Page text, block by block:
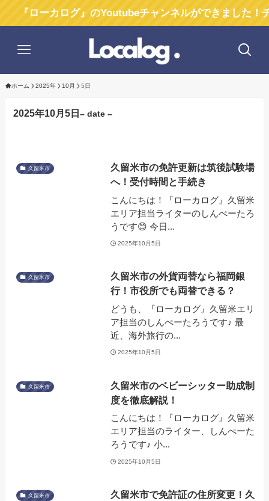
ローカログ』のYoutubeチャンネルができました！チャ
ホーム 2025年 10月 5日
2025年10月5日– date –
久留米市
久留米市の免許更新は筑後試験場
へ！受付時間と手続き
こんにちは！『ローカログ』久留米
エリア担当ライターのしんぺーたろ
うです😊 今日...
2025年10月5日
久留米市
久留米市の外貨両替なら福岡銀
行！市役所でも両替できる？
どうも、『ローカログ』久留米エリ
ア担当のしんぺーたろうです♪ 最
近、海外旅行の...
2025年10月5日
久留米市
久留米市のベビーシッター助成制
度を徹底解説！
こんにちは！『ローカログ』久留米
エリア担当のライター、しんぺーた
ろうです♪ 小...
2025年10月5日
久留米市
久留米市で免許証の住所変更！久